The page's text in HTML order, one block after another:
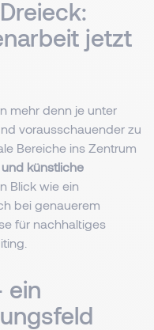
jetzt
mehr denn je unter
vorausschauender zu
Bereiche ins Zentrum
und künstliche
Blick wie ein
bei genauerem
für nachhaltiges
ein